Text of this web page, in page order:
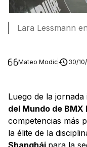
Lara Lessmann
Mateo Modic 30/
Luego de la
del Mundo de
competencias más
la élite de la
Shanghái para la